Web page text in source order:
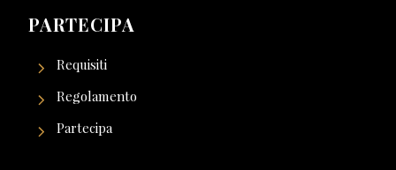
PARTECIPA
Requisiti
Regolamento
Partecipa